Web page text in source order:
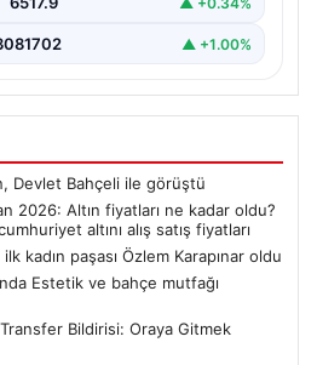
▲ +1.00%
Devlet Bahçeli ile görüştü
2026: Altın fiyatları ne kadar oldu?
altını alış satış fiyatları
kadın paşası Özlem Karapınar oldu
Estetik ve bahçe mutfağı
Bildirisi: Oraya Gitmek